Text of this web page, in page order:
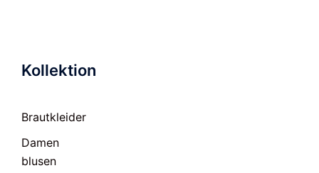
Kollektion
Brautkleider
Damen
blusen